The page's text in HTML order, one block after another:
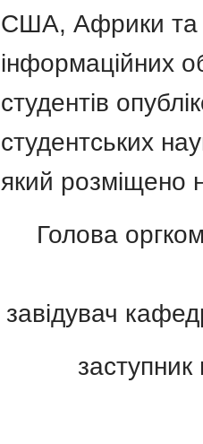
США, Африки та
інформаційних
студентів
студентських
який розміщено
Голова
завідувач